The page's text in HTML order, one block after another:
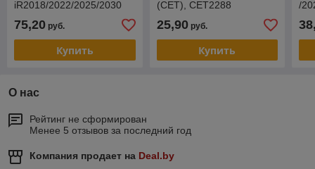
iR2018/2022/2025/2030
75,20 руб.
Купить
(CET), CET2288
25,90руб.
Купить
/
О нас
Рейтинг не сформирован
Менее 5 отзывов за последний год
Компания продает на Deal.by